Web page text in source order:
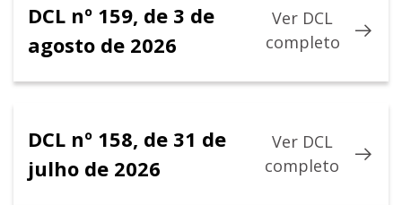
DCL nº 159, de 3 de
agosto de 2026
Ver DCL
completo
DCL nº 158, de 31 de
julho de 2026
Ver DCL
completo